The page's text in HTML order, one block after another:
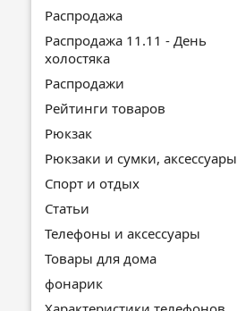
Распродажа
Распродажа 11.11 - День
холостяка
Распродажи
Рейтинги товаров
Рюкзак
Рюкзаки и сумки, аксессуары
Спорт и отдых
Статьи
Телефоны и аксессуары
Товары для дома
фонарик